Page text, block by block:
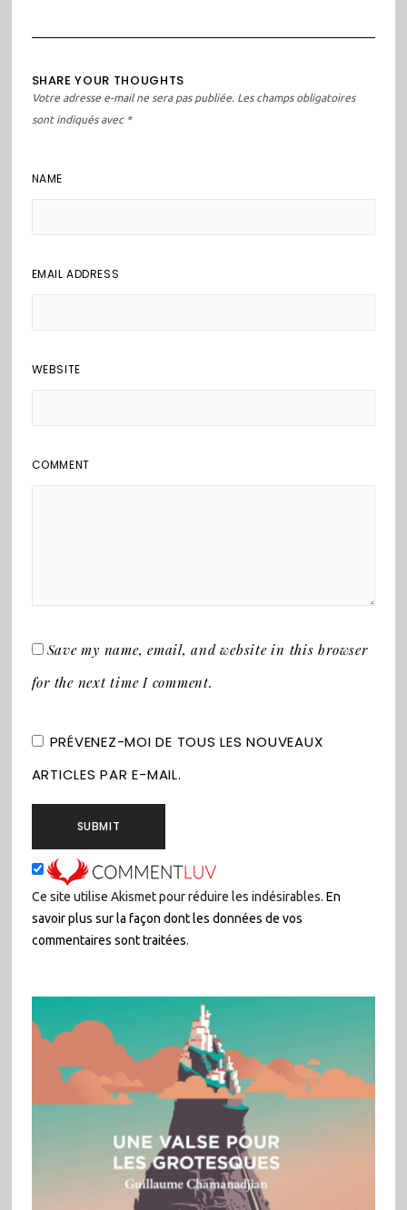
SHARE YOUR THOUGHTS
Votre adresse e-mail ne sera pas publiée. Les champs obligatoires
sont indiqués avec *
NAME
EMAIL ADDRESS
WEBSITE
COMMENT
Save my name, email, and website in this browser
for the next time I comment.
PRÉVENEZ-MOI DE TOUS LES NOUVEAUX
ARTICLES PAR E-MAIL.
Ce site utilise Akismet pour réduire les indésirables. En
savoir plus sur la façon dont les données de vos
commentaires sont traitées.